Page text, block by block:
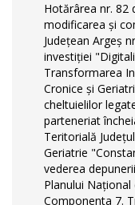
Hotărârea nr. 82
modificarea și
Județean Argeș
investiției
Transformarea
Cronice și
cheltuielilor
parteneriat
Teritorială
Geriatrie
vederea
Planului Național
Componenta 7.